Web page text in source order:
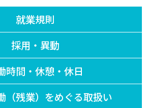
就業規則
採用・異動
時間・休憩・休日
（残業）をめぐる取扱い